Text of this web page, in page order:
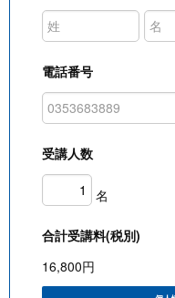
電話番号
受講人数
名
合計受講料(税別)
16,800円